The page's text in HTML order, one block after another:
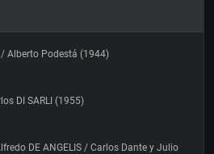
/ Alberto Podestá (1944)
DI SARLI (1955)
DE ANGELIS / Carlos Dante y Julio